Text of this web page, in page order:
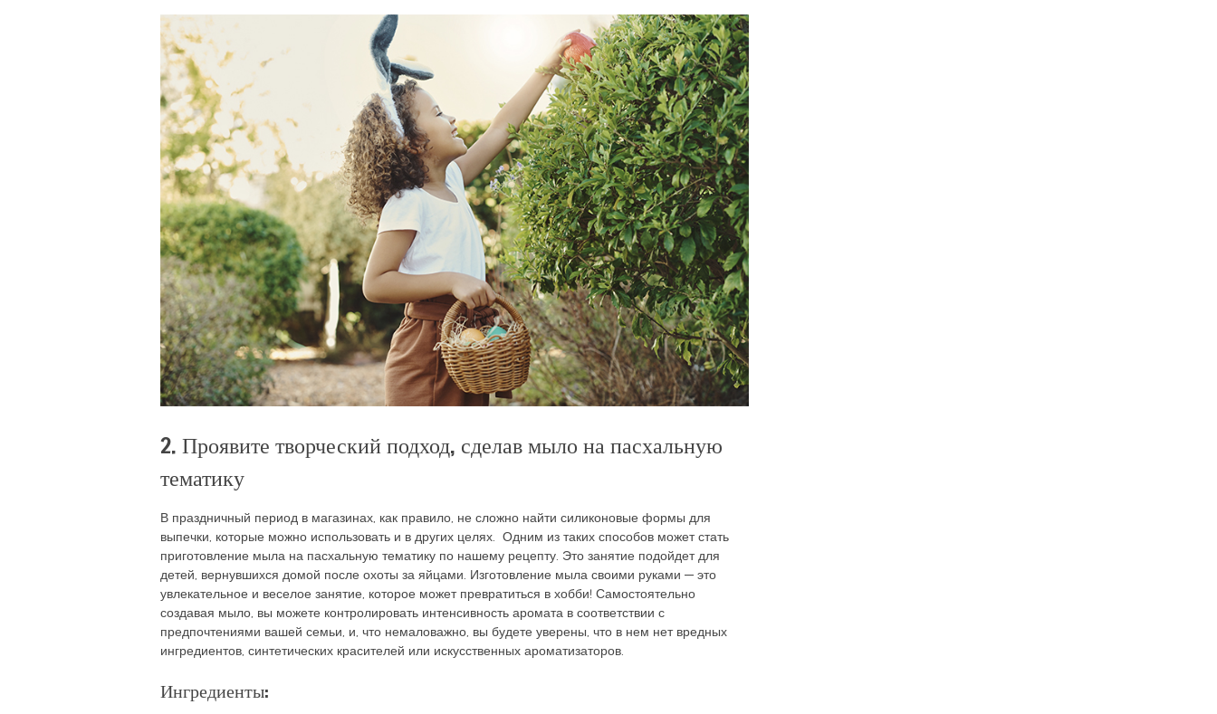
2. Проявите творческий подход, сделав мыло на пасхальную
тематику
В праздничный период в магазинах, как правило, не сложно найти силиконовые формы для
выпечки, которые можно использовать и в других целях. Одним из таких способов может стать
приготовление мыла на пасхальную тематику по нашему рецепту. Это занятие подойдет для
детей, вернувшихся домой после охоты за яйцами. Изготовление мыла своими руками — это
увлекательное и веселое занятие, которое может превратиться в хобби! Самостоятельно
создавая мыло, вы можете контролировать интенсивность аромата в соответствии с
предпочтениями вашей семьи, и, что немаловажно, вы будете уверены, что в нем нет вредных
ингредиентов, синтетических красителей или искусственных ароматизаторов.
Ингредиенты: